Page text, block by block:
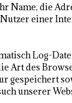
Name, die
einer
Log-
Art des
gespeichert
unserer